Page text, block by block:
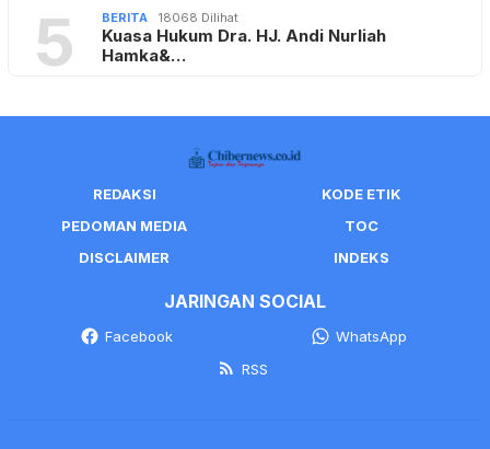
5 BERITA 18068 Dilihat
Kuasa Hukum Dra. HJ. Andi Nurliah
Hamka&…
REDAKSI
KODE ETIK
PEDOMAN MEDIA
TOC
DISCLAIMER
INDEKS
JARINGAN SOCIAL
Facebook
WhatsApp
RSS